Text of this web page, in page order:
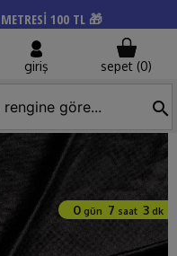
METRESİ 100 TL 🎁
giriş sepet (0)
search
0gün 7 saat 3dk